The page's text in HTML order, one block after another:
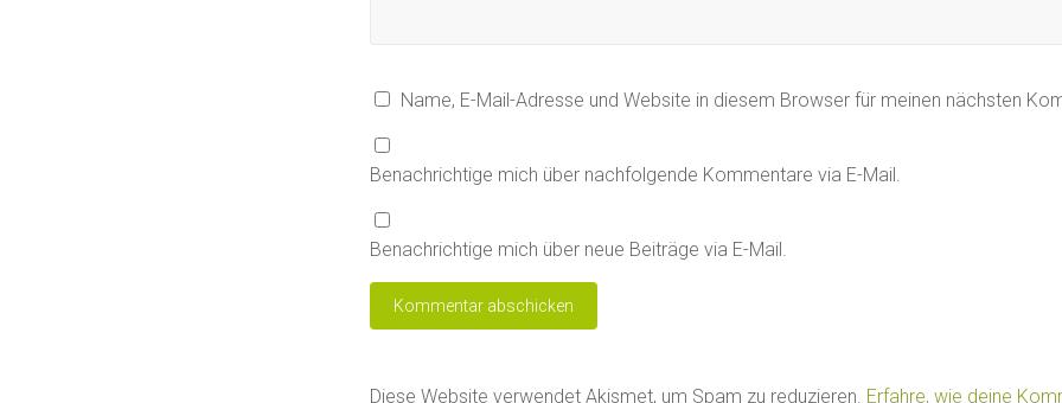
Name, E-Mail-Adresse und Website in diesem Browser für meinen nächsten
Benachrichtige mich über nachfolgende Kommentare via E-Mail.
Benachrichtige mich über neue Beiträge via E-Mail.
Diese Website verwendet Akismet, um Spam zu reduzieren. Erfahre, wie deine